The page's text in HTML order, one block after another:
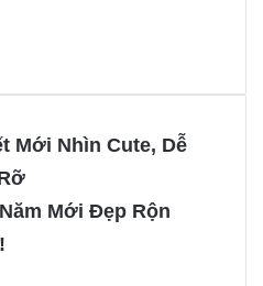
Mới Nhìn Cute, Dễ
Mới Đẹp Rộn